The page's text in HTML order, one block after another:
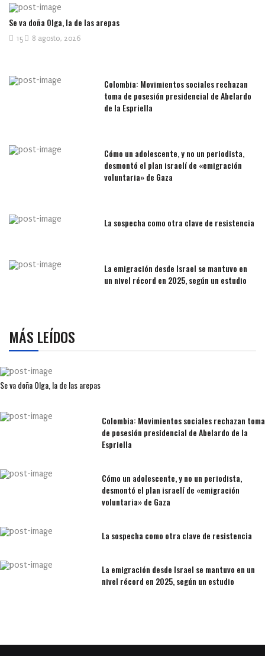
Se va doña Olga, la de las arepas
8 agosto, 2026
15
Colombia: Movimientos sociales rechazan
toma de posesión presidencial de Abelardo
de la Espriella
Cómo un adolescente, y no un periodista,
desmontó el plan israelí de «emigración
voluntaria» de Gaza
La sospecha como otra clave de resistencia
La emigración desde Israel se mantuvo en
un nivel récord en 2025, según un estudio
MÁS LEÍDOS
Se va doña Olga, la de las arepas
Colombia: Movimientos sociales rechazan toma
de posesión presidencial de Abelardo de la
Espriella
Cómo un adolescente, y no un periodista,
desmontó el plan israelí de «emigración
voluntaria» de Gaza
La sospecha como otra clave de resistencia
La emigración desde Israel se mantuvo en un
nivel récord en 2025, según un estudio